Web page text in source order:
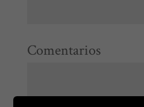
Comentarios